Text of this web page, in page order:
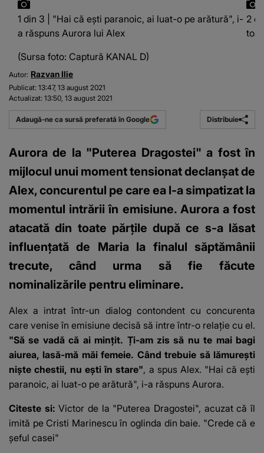
1 din 3 | "Hai că ești paranoic, ai luat-o pe arătură", i-
a răspuns Aurora lui Alex
(Sursa foto: Captură KANAL D)
2
Autor: Razvan Ilie
Publicat: 13:47, 13 august 2021
Actualizat: 13:50, 13 august 2021
Adaugă-ne ca sursă preferată în Google Distribuie
Aurora de la "Puterea Dragostei" a fost în
mijlocul unui moment tensionat declanșat de
Alex, concurentul pe care ea l-a simpatizat la
momentul intrării în emisiune. Aurora a fost
atacată din toate părțile după ce s-a lăsat
influențată de Maria la finalul săptămânii
trecute, când urma să fie făcute
nominalizările pentru eliminare.
Alex a intrat într-un dialog contondent cu concurenta
care venise în emisiune decisă să intre într-o relație cu el.
"Să se vadă că ai mințit. Ți-am zis să nu te mai bagi
aiurea, lasă-mă măi femeie. Când trebuie să lămurești
niște chestii, nu ești în stare", a spus Alex. "Hai că ești
paranoic, ai luat-o pe arătură", i-a răspuns Aurora.
Citeste si:Victor de la "Puterea Dragostei", acuzat că îl
imită pe Cristi Marinescu în oglinda din baie. "Crede că e
șeful casei"